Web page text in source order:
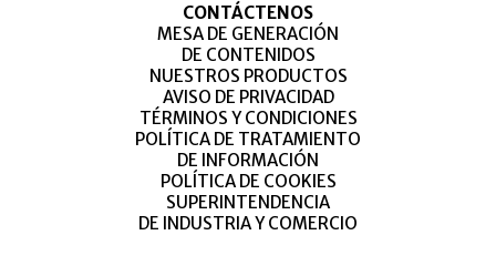
CONTÁCTENOS
MESA DE GENERACIÓN
DE CONTENIDOS
NUESTROS PRODUCTOS
AVISO DE PRIVACIDAD
TÉRMINOS Y CONDICIONES
POLÍTICA DE TRATAMIENTO
DE INFORMACIÓN
POLÍTICA DE COOKIES
SUPERINTENDENCIA
DE INDUSTRIA Y COMERCIO